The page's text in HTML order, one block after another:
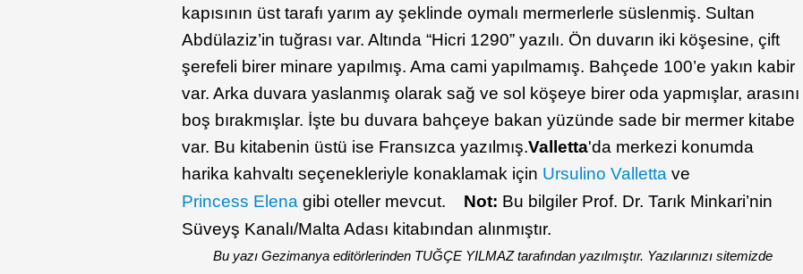
kapısının üst tarafı yarım ay şeklinde oymalı mermerlerle süslenmiş. Sultan
Abdülaziz’in tuğrası var. Altında “Hicri 1290” yazılı. Ön duvarın iki köşesine, çift
şerefeli birer minare yapılmış. Ama cami yapılmamış. Bahçede 100’e yakın kabir
var. Arka duvara yaslanmış olarak sağ ve sol köşeye birer oda yapmışlar, arasını
boş bırakmışlar. İşte bu duvara bahçeye bakan yüzünde sade bir mermer kitabe
var. Bu kitabenin üstü ise Fransızca yazılmış.Valletta'da merkezi konumda
harika kahvaltı seçenekleriyle konaklamak için Ursulino Valletta ve
Princess Elena gibi oteller mevcut. Not: Bu bilgiler Prof. Dr. Tarık Minkari’nin
Süveyş Kanalı/Malta Adası kitabından alınmıştır.
Bu yazı Gezimanya editörlerinden TUĞÇE YILMAZ tarafından yazılmıştır. Yazılarınızı sitemizde